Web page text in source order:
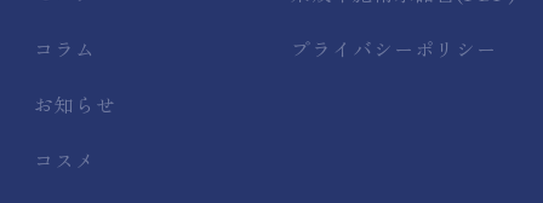
コラム
お知らせ
コスメ
プライバシーポリシー